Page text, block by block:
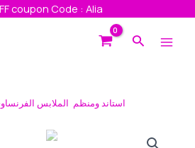
coupon Code : Alia
Search
/ استاند ومنظم الملابس